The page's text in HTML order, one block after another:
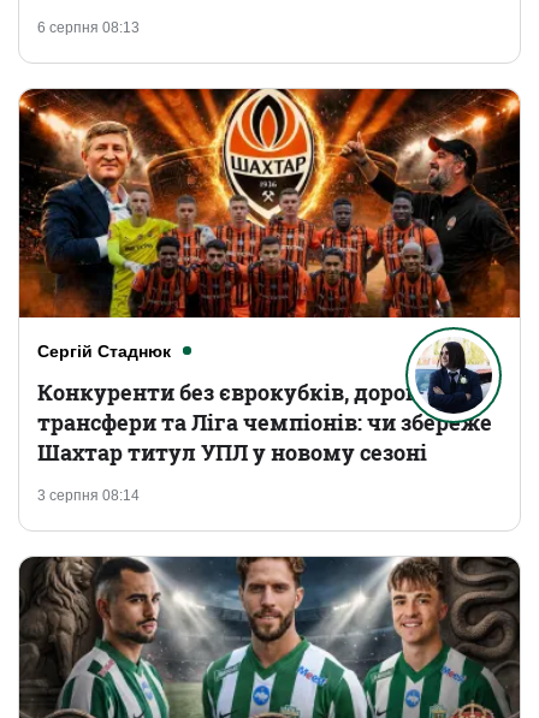
6 серпня 08:13
Сергій Стаднюк
3 серпня 08:14
Конкуренти без єврокубків, дорогі
трансфери та Ліга чемпіонів: чи збереже
Шахтар титул УПЛ у новому сезоні